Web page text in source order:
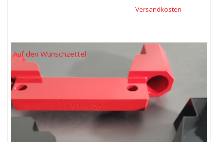
Versandkosten
Auf den Wunschzettel